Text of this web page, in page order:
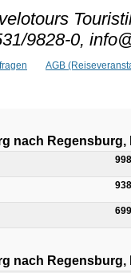
velotours
9828-0,
AGB
nach Regensburg,
nach Regensburg,